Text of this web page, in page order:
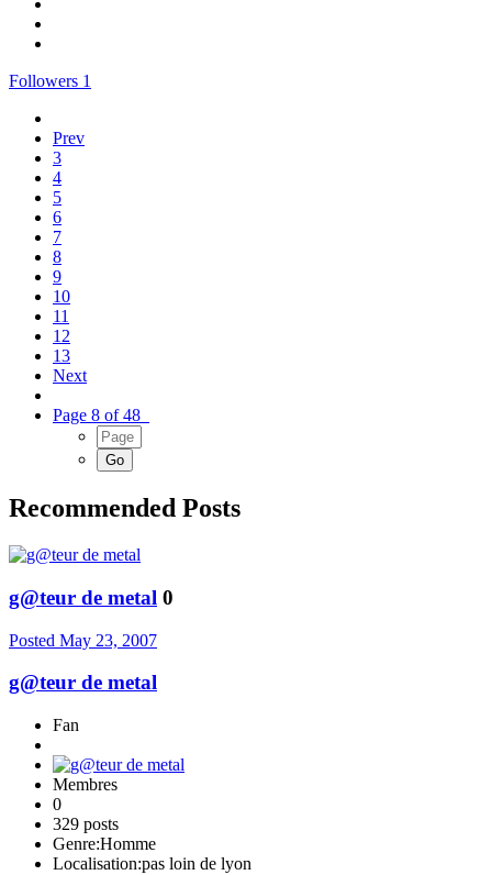
Followers 1
Prev
3
4
5
6
7
8
9
10
11
12
13
Next
Page 8 of 48
Recommended Posts
g@teur de metal 0
Posted May 23, 2007
g@teur de metal
Fan
Membres
0
329 posts
Genre:Homme
Localisation:pas loin de lyon